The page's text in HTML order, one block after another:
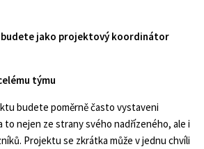
budete jako projektový koordinátor
týmu
budete poměrně často vystaveni
to nejen ze strany svého nadřízeného, ale i
Projektu se zkrátka může v jednu chvíli